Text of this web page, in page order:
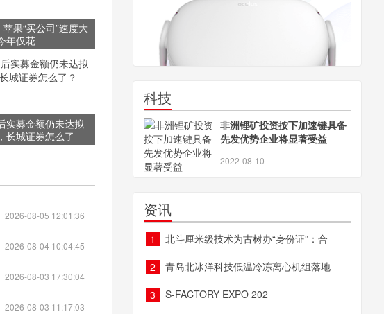
果“买公司”速度大
年仅花
实募金额仍未达拟
长城证券怎么了
2026-08-05 12:01:36
2026-08-04 10:04:45
2026-08-03 17:30:04
2026-08-03 11:17:03
科技
非洲锂矿投资按下加速键具备
先发优势企业将显著受益
2022-08-10
资讯
1 北斗厘米级技术为古树办“身份证”：合
2 青岛北冰洋科技低温冷冻离心机组落地
3 S-FACTORY EXPO 202